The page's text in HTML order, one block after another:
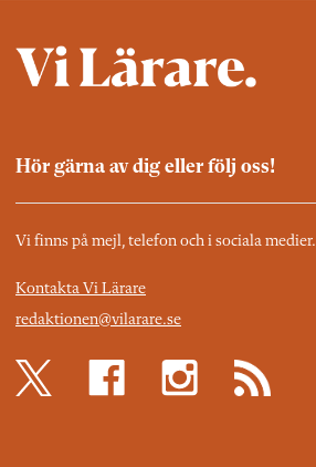
Hör gärna av dig eller följ oss!
Vi finns på mejl, telefon och i sociala medier.
Kontakta Vi Lärare
redaktionen@vilarare.se